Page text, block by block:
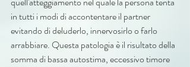
in tutti i modi di accontentare il partner
evitando di deluderlo, innervosirlo o farlo
arrabbiare. Questa patologia è il risultato della
somma di bassa autostima, eccessivo timore